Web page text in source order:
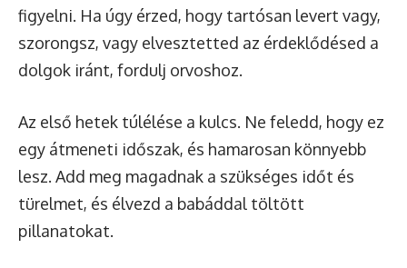
figyelni. Ha úgy érzed, hogy tartósan levert vagy,
szorongsz, vagy elvesztetted az érdeklődésed a
dolgok iránt, fordulj orvoshoz.
Az első hetek túlélése a kulcs. Ne feledd, hogy ez
egy átmeneti időszak, és hamarosan könnyebb
lesz. Add meg magadnak a szükséges időt és
türelmet, és élvezd a babáddal töltött
pillanatokat.